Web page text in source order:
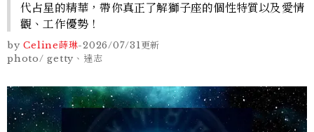
代占星的精華，帶你真正了解獅子座的個性特質以及愛情
觀、工作優勢！
by Celine蒔琳-2026/07/31更新
photo/ getty、達志